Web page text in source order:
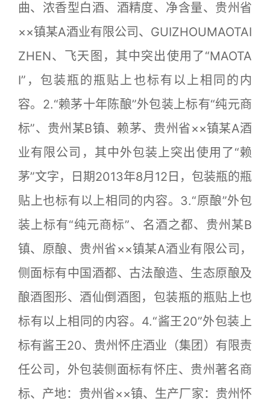
曲、浓香型白酒、酒精度、净含量、贵州省
××镇某A酒业有限公司、GUIZHOUMAOTAI
ZHEN、飞天图，其中突出使用了“MAOTA
I”，包装瓶的瓶贴上也标有以上相同的内
容。2.“赖茅十年陈酿”外包装上标有“纯元商
标”、贵州某B镇、赖茅、贵州省××镇某A酒
业有限公司，其中外包装上突出使用了“赖
茅”文字，日期2013年8月12日，包装瓶的瓶
贴上也标有以上相同的内容。3.“原酿”外包
装上标有“纯元商标”、名酒之都、贵州某B
镇、原酿、贵州省××镇某A酒业有限公司，
侧面标有中国酒都、古法酿造、生态原酿及
酿酒图形、酒仙倒酒图，包装瓶的瓶贴上也
标有以上相同的内容。4.“酱王20”外包装上
标有酱王20、贵州怀庄酒业（集团）有限责
任公司，外包装侧面标有怀庄、贵州著名商
标、产地：贵州省××镇、生产厂家：贵州怀